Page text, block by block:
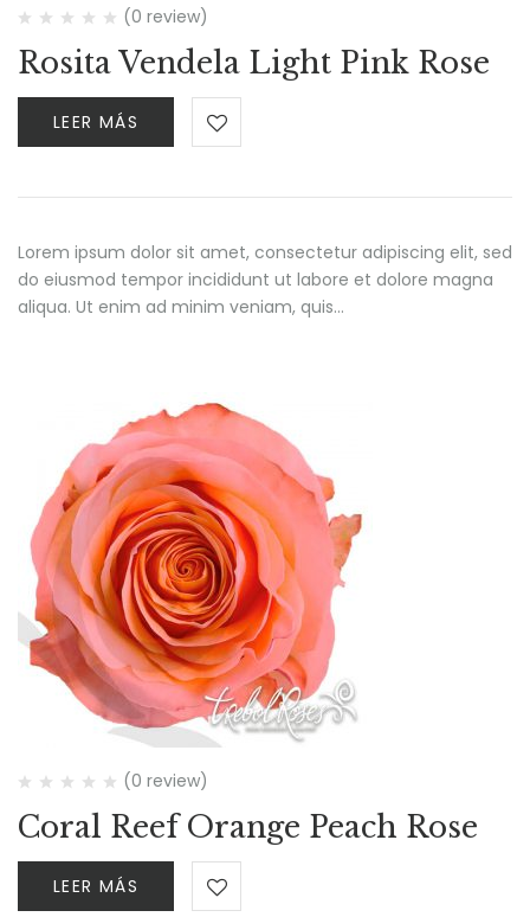
(0 review)
Rosita Vendela Light Pink Rose
LEER MÁS
Lorem ipsum dolor sit amet, consectetur adipiscing elit, sed
do eiusmod tempor incididunt ut labore et dolore magna
aliqua. Ut enim ad minim veniam, quis…
(0 review)
Coral Reef Orange Peach Rose
LEER MÁS